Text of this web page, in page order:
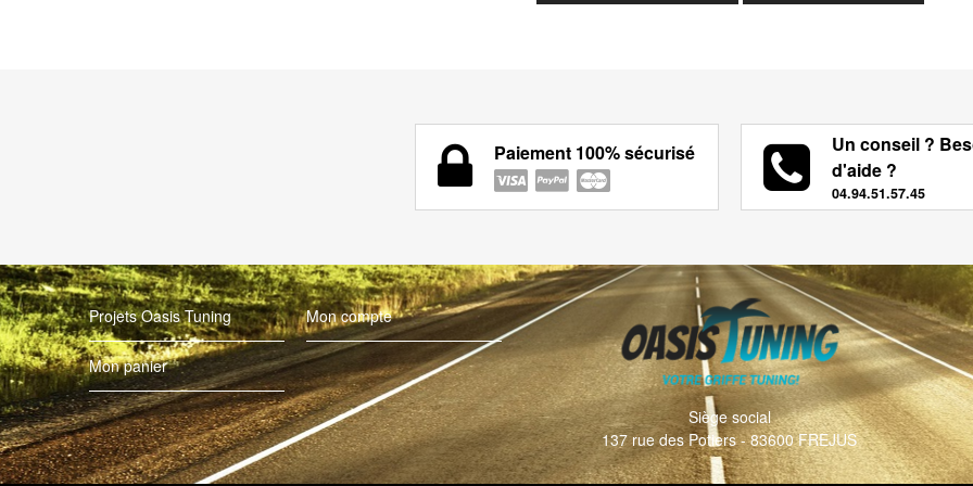
Paiement 100% sécurisé
Un conseil ?
d'aide ?
04.94.51.57.45
Projets Oasis Tuning Mon compte
Mon panier
Siège social
137 rue des Potiers - 83600 FREJUS